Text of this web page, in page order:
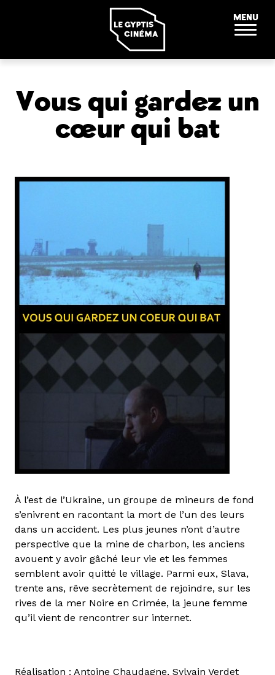
MENU
Vous qui gardez un
cœur qui bat
À l’est de l’Ukraine, un groupe de mineurs de fond
s’enivrent en racontant la mort de l’un des leurs
dans un accident. Les plus jeunes n’ont d’autre
perspective que la mine de charbon, les anciens
avouent y avoir gâché leur vie et les femmes
semblent avoir quitté le village. Parmi eux, Slava,
trente ans, rêve secrètement de rejoindre, sur les
rives de la mer Noire en Crimée, la jeune femme
qu’il vient de rencontrer sur internet.
Réalisation : Antoine Chaudagne, Sylvain Verdet
Panneau de gestion des cookies